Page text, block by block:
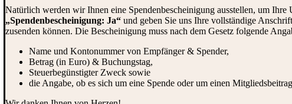
Natürlich werden wir Ihnen eine Spendenbescheinigung ausstellen, um
„Spendenbescheinigung: Ja“ und geben Sie uns Ihre vollständige
zusenden können. Die Bescheinigung muss nach dem Gesetz folgende
Name und Kontonummer von Empfänger & Spender,
Betrag (in Euro) & Buchungstag,
Steuerbegünstigter Zweck sowie
die Angabe, ob es sich um eine Spende oder um einen